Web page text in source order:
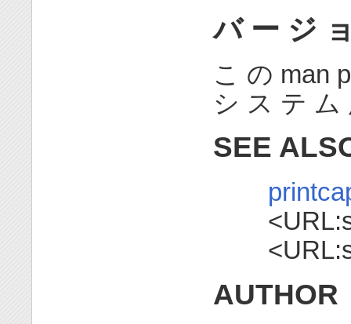
バ ー ジ
こ の man
シ ス テ ム
SEE
AUTHOR